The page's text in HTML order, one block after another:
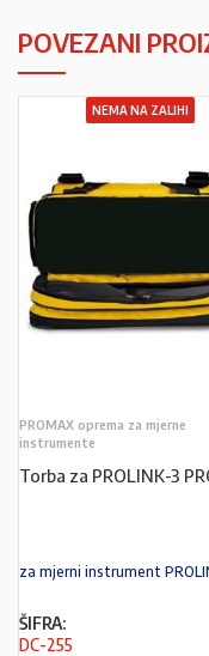
POVEZANI
NEMA NA ZALIHI
PROMAX oprema za mjerne
instrumente
Torba za PROLINK-3
za mjerni instrument
ŠIFRA:
DC-255